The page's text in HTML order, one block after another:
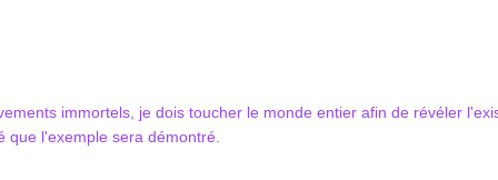
immortels, je dois toucher le monde entier afin de révéler
l'exemple sera démontré.